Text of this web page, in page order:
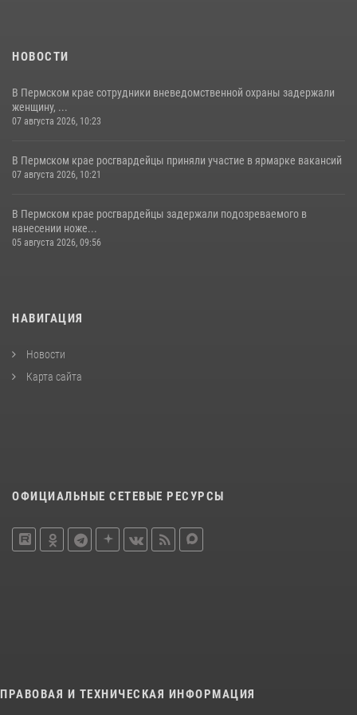
НОВОСТИ
В Пермском крае сотрудники вневедомственной охраны задержали
женщину, ...
07 августа 2026, 10:23
В Пермском крае росгвардейцы приняли участие в ярмарке вакансий
07 августа 2026, 10:21
В Пермском крае росгвардейцы задержали подозреваемого в
нанесении ноже...
05 августа 2026, 09:56
НАВИГАЦИЯ
Новости
Карта сайта
ОФИЦИАЛЬНЫЕ СЕТЕВЫЕ РЕСУРСЫ
ПРАВОВАЯ И ТЕХНИЧЕСКАЯ ИНФОРМАЦИЯ